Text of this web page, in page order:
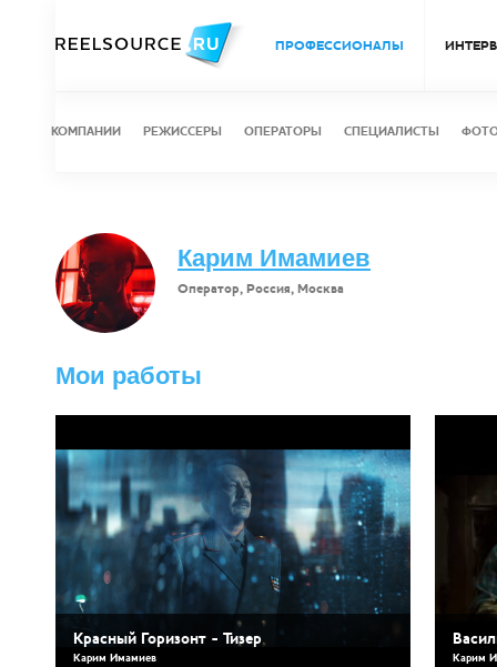
ПРОФЕССИОНАЛЫ
КОМПАНИИ РЕЖИССЕРЫ ОПЕРАТОРЫ СПЕЦИАЛИСТЫ
Карим Имамиев
Оператор, Россия, Москва
Мои работы
Красный Горизонт - Тизер
Карим Имамиев Карим